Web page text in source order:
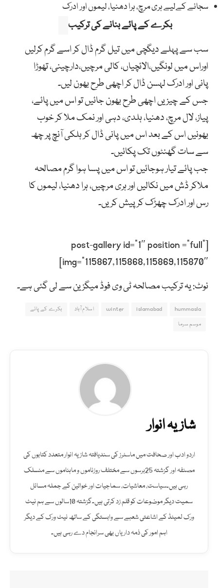
سجانے کےلیے ہری مرچ، ہرا دھنیا، لیموں اور ادرک
بکرے کے پائے بنانے کی ترکیب
سب سے پہلے دیگچی میں تیل گرم ڈال کر اسے گرم کرلیں
اوراس میں لونگیں،الائچیاں، کالی مرچیں،دارچینی، تھوڑا
پانی اور ادرک لہسن ڈال کر اچھی طرح بھون لیں۔
جس کے چیزیں اچھی طرح بھون جائیں تو اس میں پائے،
پیاز، لال مرچ، دھنیا، ہلدی، دہی اور نمک ملا کر خوب
بھونیں اس کے بعد اس میں پانی ڈال کر ہلکی آنچ پر چھ
سے سات گھنٹوں تک پکائیں۔
جب پائے تیار ہوجائیں تو اس میں پسا ہوا گرم مصالحہ
ملاکر ڈش میں نکالیں اور ہری مرچیں، ہرا دھنیا، لیموں کا
رس اور ادرک چھڑک کر پیش کریں۔
[post-gallery id=”1″ position =”full”
img=”115867,115868,115869,115870″]
نوٹ: یہ ترکیب مصالحہ ٹی وی فوڈ میگزین سے لی گئی ہے۔
hummasla
islamabad
winter اسلام آباد
بکرے کے پائے
موسم سرما
شازیہ انوار
اردو ادب اور صحافت میں ماسٹرز کی سندیافتہ شازیہ انوار متعدد کتابوں کی
مصنفہ اور گزشتہ 25برسوں سے مختلف روزناموں و ماہناموں سے منسلک
رہی ہیں۔سیاست، معاشیات، سماجیات اور خواتین کے جملہ مسائل
سمیت دیگر موضوعات کو قلم زد کرتی ہیں۔گزشتہ 10سالوں سے ہم نیٹ
ورک لمیٹڈ کے اشاعتی شعبے سے وابستگی کے ساتھ نیٹ ورک کے دیگر
اہم امور کی ذمہ داریاں بھی سرانجام دے رہی ہیں۔